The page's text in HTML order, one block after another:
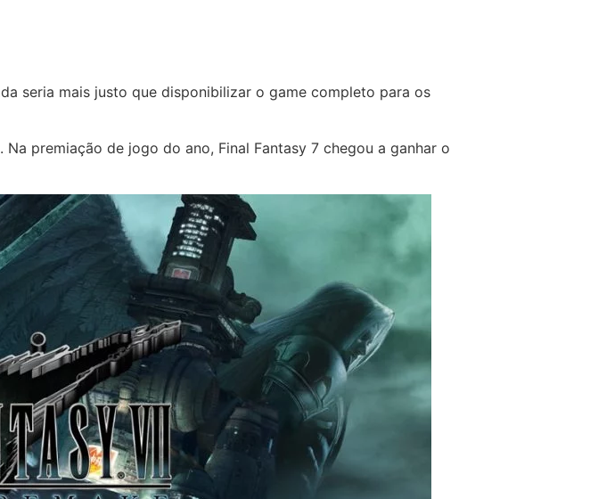
seria mais justo que disponibilizar o game completo para os
premiação de jogo do ano, Final Fantasy 7 chegou a ganhar o